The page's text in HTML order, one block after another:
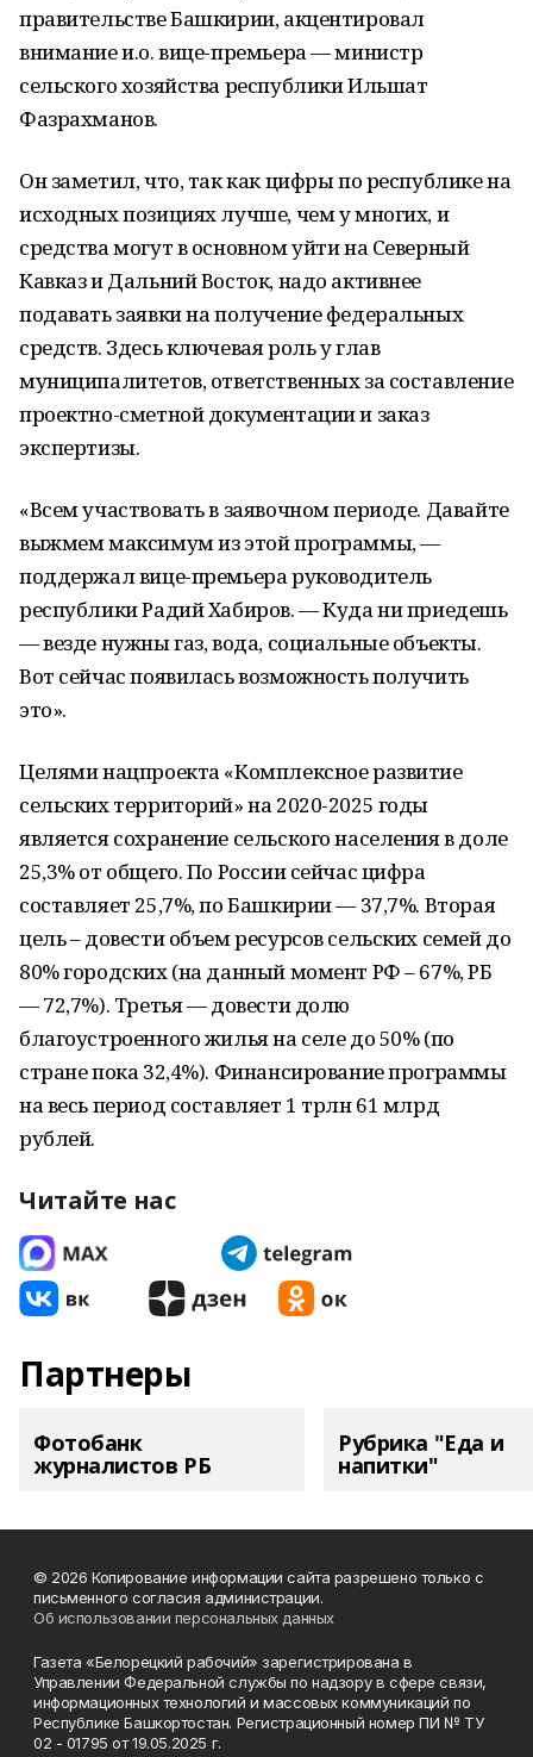
правительстве Башкирии, акцентировал
внимание и.о. вице-премьера — министр
сельского хозяйства республики Ильшат
Фазрахманов.
Он заметил, что, так как цифры по республике на
исходных позициях лучше, чем у многих, и
средства могут в основном уйти на Северный
Кавказ и Дальний Восток, надо активнее
подавать заявки на получение федеральных
средств. Здесь ключевая роль у глав
муниципалитетов, ответственных за составление
проектно-сметной документации и заказ
экспертизы.
«Всем участвовать в заявочном периоде. Давайте
выжмем максимум из этой программы, —
поддержал вице-премьера руководитель
республики Радий Хабиров. — Куда ни приедешь
— везде нужны газ, вода, социальные объекты.
Вот сейчас появилась возможность получить
это».
Целями нацпроекта «Комплексное развитие
сельских территорий» на 2020-2025 годы
является сохранение сельского населения в доле
25,3% от общего. По России сейчас цифра
составляет 25,7%, по Башкирии — 37,7%. Вторая
цель – довести объем ресурсов сельских семей до
80% городских (на данный момент РФ – 67%, РБ
— 72,7%). Третья — довести долю
благоустроенного жилья на селе до 50% (по
стране пока 32,4%). Финансирование программы
на весь период составляет 1 трлн 61 млрд
рублей.
Читайте нас
Партнеры
Фотобанк
журналистов РБ
Рубрика "Еда и
напитки"
© 2026 Копирование информации сайта разрешено только с
письменного согласия администрации.
Об использовании персональных данных
Газета «Белорецкий рабочий» зарегистрирована в
Управлении Федеральной службы по надзору в сфере связи,
информационных технологий и массовых коммуникаций по
Республике Башкортостан. Регистрационный номер ПИ № ТУ
02 - 01795 от 19.05.2025 г.